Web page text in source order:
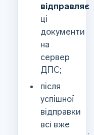
відправляє
ці
документи
на
сервер
ДПС;
після
успішної
відправки
всі вже